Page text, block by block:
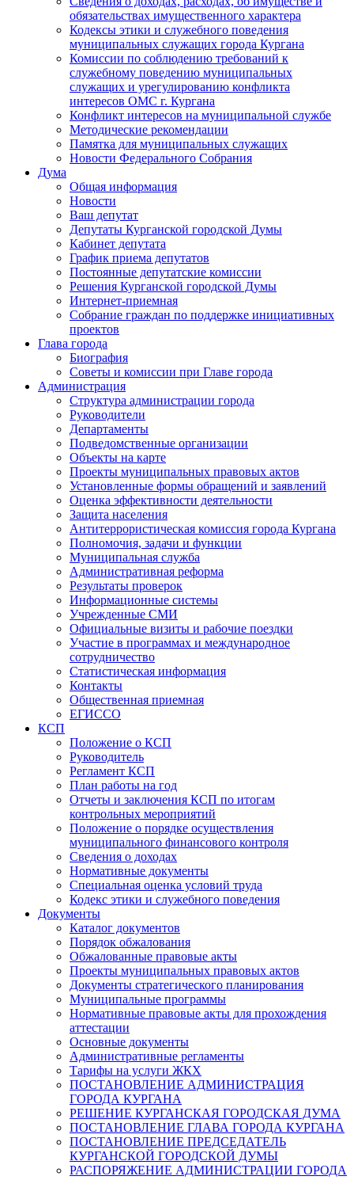
обязательствах имущественного характера
Кодексы этики и служебного поведения
муниципальных служащих города Кургана
Комиссии по соблюдению требований к
служебному поведению муниципальных
служащих и урегулированию конфликта
интересов ОМС г. Кургана
Конфликт интересов на муниципальной службе
Методические рекомендации
Памятка для муниципальных служащих
Новости Федерального Cобрания
Дума
Общая информация
Новости
Ваш депутат
Депутаты Курганской городской Думы
Кабинет депутата
График приема депутатов
Постоянные депутатские комиссии
Решения Курганской городской Думы
Интернет-приемная
Собрание граждан по поддержке инициативных
проектов
Глава города
Биография
Советы и комиссии при Главе города
Администрация
Структура администрации города
Руководители
Департаменты
Подведомственные организации
Объекты на карте
Проекты муниципальных правовых актов
Установленные формы обращений и заявлений
Оценка эффективности деятельности
Защита населения
Антитеррористическая комиссия города Кургана
Полномочия, задачи и функции
Муниципальная служба
Административная реформа
Результаты проверок
Информационные системы
Учрежденные СМИ
Официальные визиты и рабочие поездки
Участие в программах и международное
сотрудничество
Статистическая информация
Контакты
Общественная приемная
ЕГИССО
КСП
Положение о КСП
Руководитель
Регламент КСП
План работы на год
Отчеты и заключения КСП по итогам
контрольных мероприятий
Положение о порядке осуществления
муниципального финансового контроля
Сведения о доходах
Нормативные документы
Специальная оценка условий труда
Кодекс этики и служебного поведения
Документы
Каталог документов
Порядок обжалования
Обжалованные правовые акты
Проекты муниципальных правовых актов
Документы стратегического планирования
Муниципальные программы
Нормативные правовые акты для прохождения
аттестации
Основные документы
Административные регламенты
Тарифы на услуги ЖКХ
ПОСТАНОВЛЕНИЕ АДМИНИСТРАЦИЯ
ГОРОДА КУРГАНА
РЕШЕНИЕ КУРГАНСКАЯ ГОРОДСКАЯ ДУМА
ПОСТАНОВЛЕНИЕ ГЛАВА ГОРОДА КУРГАНА
ПОСТАНОВЛЕНИЕ ПРЕДСЕДАТЕЛЬ
КУРГАНСКОЙ ГОРОДСКОЙ ДУМЫ
РАСПОРЯЖЕНИЕ АДМИНИСТРАЦИИ ГОРОДА